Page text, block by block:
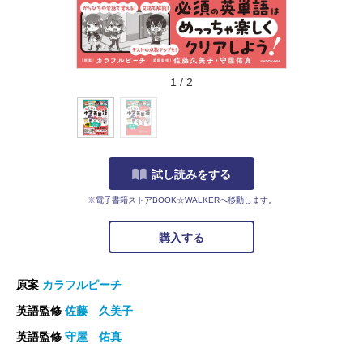
1 / 2
試し読みをする
※電子書籍ストアBOOK☆WALKERへ移動します。
購入する
原案 カラフルピーチ
英語監修 佐藤 久美子
英語監修 守屋 佑真